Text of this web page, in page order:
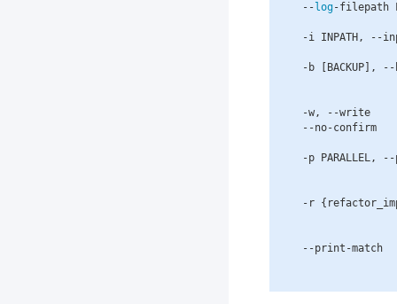
--log-filepath
-i INPATH , --
- b [BACKUP], --
-w , --write
--no-confirm
-p PARALLEL , --
- r {
--print -match